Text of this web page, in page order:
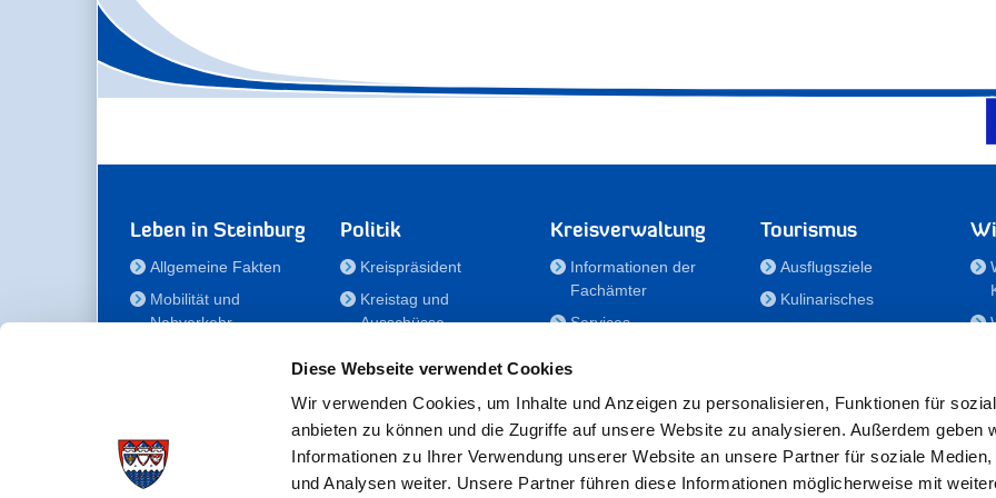
Diese Webseite verwendet Cookies
Wir verwenden Cookies, um Inhalte und Anzeigen zu personalisieren, Funktionen für
anbieten zu können und die Zugriffe auf unsere Website zu analysieren. Außerdem geben
Informationen zu Ihrer Verwendung unserer Website an unsere Partner für soziale Medien,
und Analysen weiter. Unsere Partner führen diese Informationen möglicherweise mit
Leben in Steinburg
Allgemeine Fakten
Mobilität und
Nahverkehr
Gesundheit
Bildung
Politik
Kreispräsident
Kreistag und
Ausschüsse
für Menschen mit
Behinderung
Der
Kreisseniorenbeirat
Förderstiftung
Kreisverwaltung
Informationen der
Fachämter
Services
Nachwuchskräfte
Notdienste
Bekanntmachungen
Formulare/Downloads
Tourismus
Ausflugsziele
Kulinarisches
Veranstaltungen